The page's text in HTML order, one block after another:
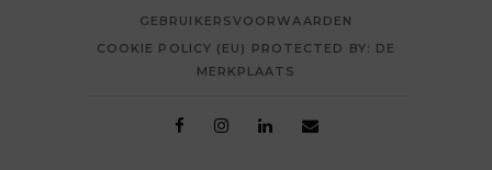
GEBRUIKERSVOORWAARDEN
COOKIE POLICY (EU) PROTECTED BY: DE
MERKPLAATS